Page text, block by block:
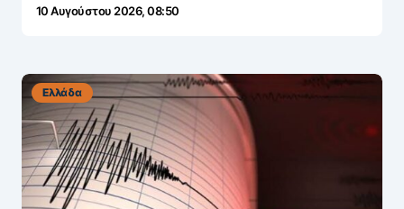
10 Αυγούστου 2026, 08:50
Ελλάδα